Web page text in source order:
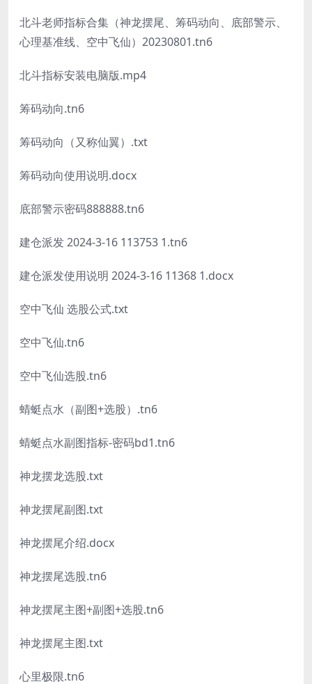
北斗老师指标合集（神龙摆尾、筹码动向、底部警示、
心理基准线、空中飞仙）20230801.tn6
北斗指标安装电脑版.mp4
筹码动向.tn6
筹码动向（又称仙翼）.txt
筹码动向使用说明.docx
底部警示密码888888.tn6
建仓派发 2024-3-16 113753 1.tn6
建仓派发使用说明 2024-3-16 11368 1.docx
空中飞仙 选股公式.txt
空中飞仙.tn6
空中飞仙选股.tn6
蜻蜓点水（副图+选股）.tn6
蜻蜓点水副图指标-密码bd1.tn6
神龙摆龙选股.txt
神龙摆尾副图.txt
神龙摆尾介绍.docx
神龙摆尾选股.tn6
神龙摆尾主图+副图+选股.tn6
神龙摆尾主图.txt
心里极限.tn6